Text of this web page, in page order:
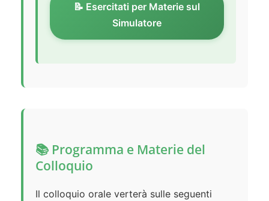
📝 Esercitati per Materie sul
Simulatore
📚 Programma e Materie del
Colloquio
Il colloquio orale verterà sulle seguenti